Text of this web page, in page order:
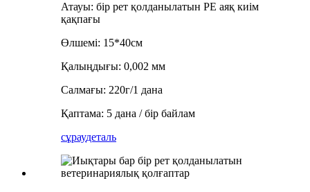
Атауы: бір рет қолданылатын PE аяқ киім
қақпағы
Өлшемі: 15*40см
Қалыңдығы: 0,002 мм
Салмағы: 220г/1 дана
Қаптама: 5 дана / бір байлам
сұраудеталь